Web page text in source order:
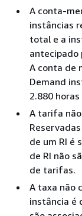
A conta-
instâncias
total e a
antecipado
A conta de
Demand
2.880 horas
A tarifa
de um RI é
de RI não
de tarifas.
A taxa não
instância é